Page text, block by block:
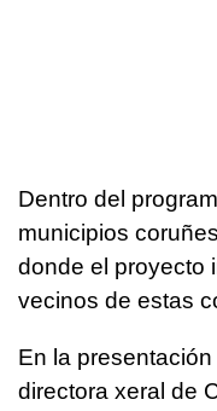
Dentro del
municipios
donde el proyecto
vecinos de estas
En la
directora xeral de